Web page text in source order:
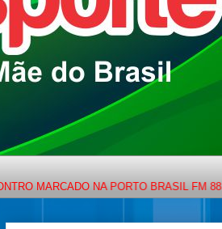
NA PORTO BRASIL FM 88,7 OU NO